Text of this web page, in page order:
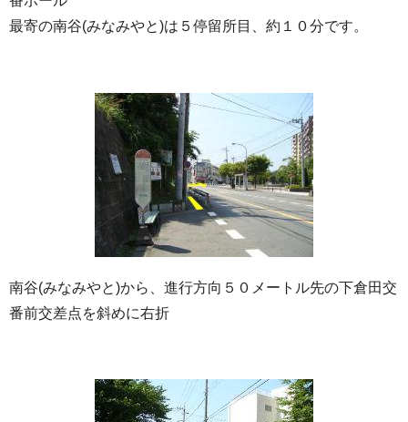
最寄の南谷(みなみやと)は５停留所目、約１０分です。
南谷(みなみやと)から、進行方向５０メートル先の下倉田交
番前交差点を斜めに右折